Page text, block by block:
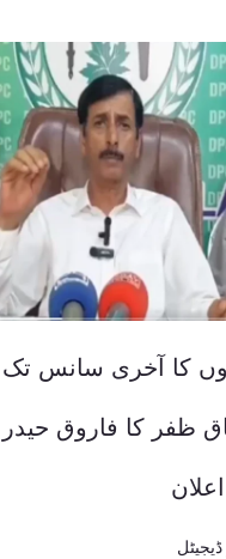
کا آخری سانس تک
ظفر کا فاروق